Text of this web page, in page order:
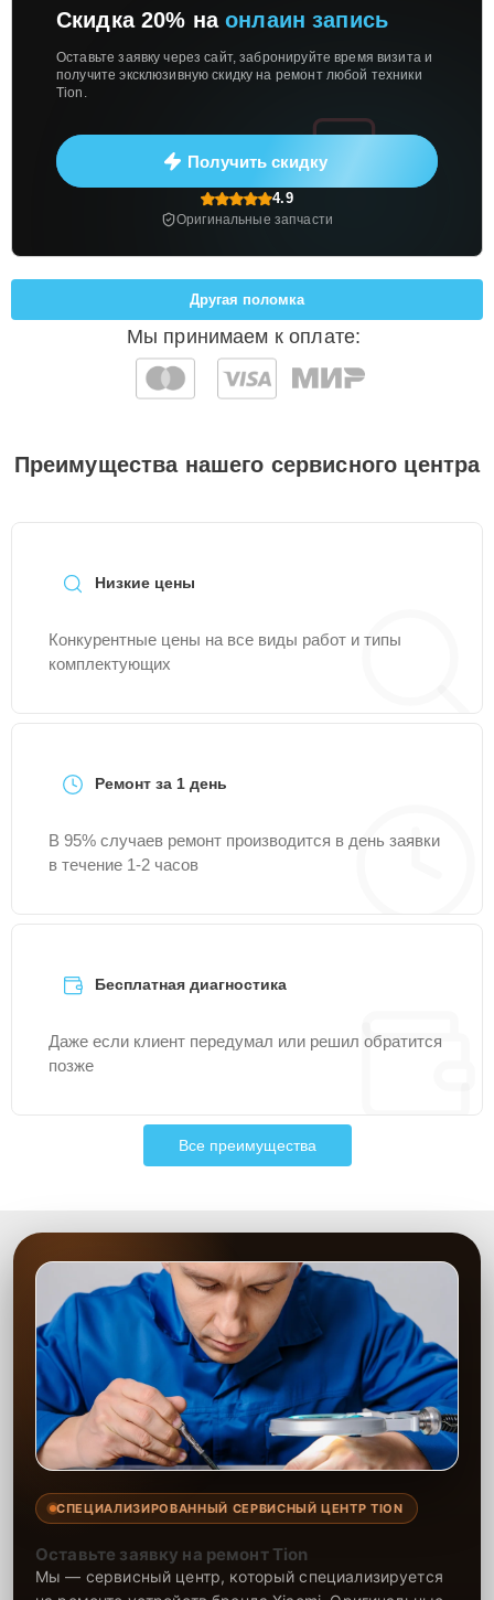
Скидка 20% наонлаин запись
Оставьте заявку через сайт, забронируйте время визита и
получите эксклюзивную скидку на ремонт любой техники
Tion.
Получить скидку
4.9
Оригинальные запчасти
Мы принимаем к оплате:
Другая поломка
Преимущества нашего сервисного центра
Низкие цены
Конкурентные цены на все виды работ и типы
комплектующих
Ремонт за 1 день
В 95% случаев ремонт производится в день заявки
в течение 1-2 часов
Бесплатная диагностика
Даже если клиент передумал или решил обратится
позже
Все преимущества
СПЕЦИАЛИЗИРОВАННЫЙ СЕРВИСНЫЙ ЦЕНТР TION
Оставьте заявку на ремонт Tion
Мы — сервисный центр, который специализируется